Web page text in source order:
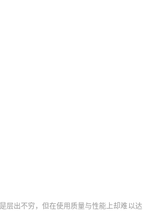
层出不穷，但在使用质量与性能上却难以达